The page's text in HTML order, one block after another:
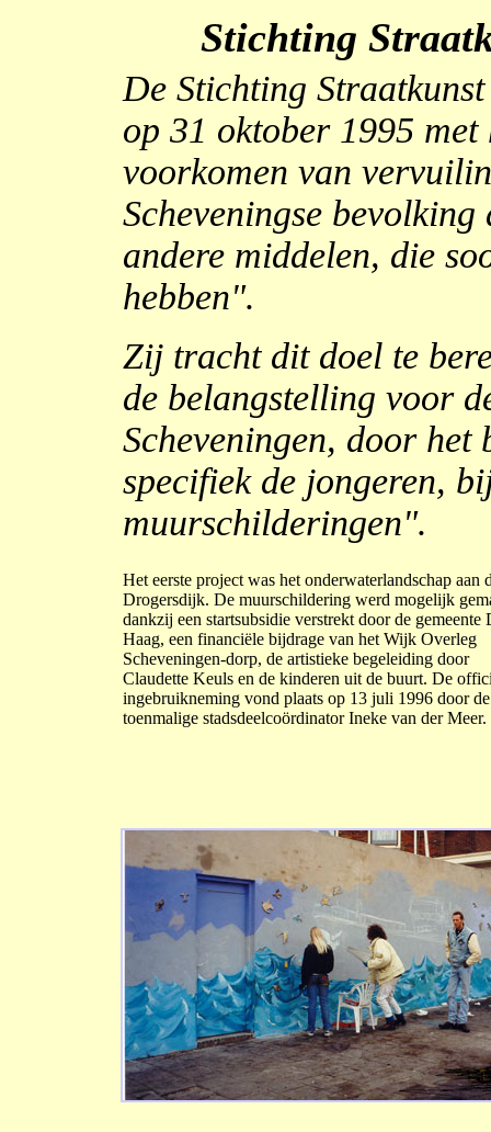
Stichting
De Stichting
op 31 oktober 1995
voorkomen van
Scheveningse
andere middelen, die
hebben".
Zij tracht dit doel te
de belangstelling voor
Scheveningen, door het
specifiek de jongeren,
muurschilderingen".
Het eerste project was het onderwaterlandschap aan
Drogersdijk. De muurschildering werd mogelijk
dankzij een startsubsidie verstrekt door de gemeente
Haag, een financiële bijdrage van het Wijk Overleg
Scheveningen-dorp, de artistieke begeleiding door
Claudette Keuls en de kinderen uit de buurt. De
ingebruikneming vond plaats op 13 juli 1996 door de
toenmalige stadsdeelcoördinator Ineke van der Meer.